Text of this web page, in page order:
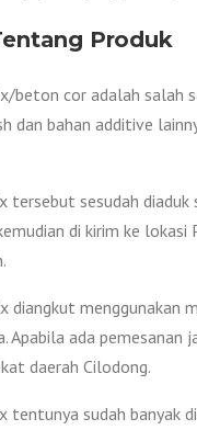
Produk
beton cor adalah salah
dan bahan additive
tersebut sesudah
di kirim ke lokasi
diangkut menggunakan
Apabila ada
daerah Cilodong.
tentunya sudah banyak